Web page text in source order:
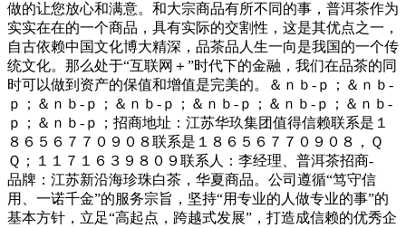
做的让您放心和满意。和大宗商品有所不同的事，普洱茶作为
实实在在的一个商品，具有实际的交割性，这是其优点之一，
自古依赖中国文化博大精深，品茶品人生一向是我国的一个传
统文化。那么处于“互联网＋”时代下的金融，我们在品茶的同
时可以做到资产的保值和增值是完美的。＆ｎｂ-ｐ；＆ｎｂ-
ｐ；＆ｎｂ-ｐ；＆ｎｂ-ｐ；＆ｎｂ-ｐ；＆ｎｂ-ｐ；＆ｎｂ-
ｐ；＆ｎｂ-ｐ；招商地址：江苏华玖集团值得信赖联系是１
８６５６７７０９０８联系是１８６５６７７０９０８，Ｑ
Ｑ；１１７１６３９８０９联系人：李经理、普洱茶招商-
品牌：江苏新沿海珍珠白茶，华夏商品。公司遵循“笃守信
用、一诺千金”的服务宗旨，坚持“用专业的人做专业的事”的
基本方针，立足“高起点，跨越式发展”，打造成信赖的优秀企